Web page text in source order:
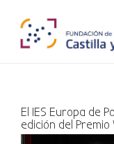
El IES Europa de
edición del